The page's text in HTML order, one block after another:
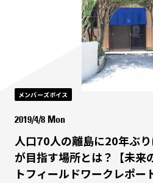
メンバーズボイス
2019/4/8 Mon
人口70人の離島に20年ぶ
が目指す場所とは？【未来
トフィールドワークレポー